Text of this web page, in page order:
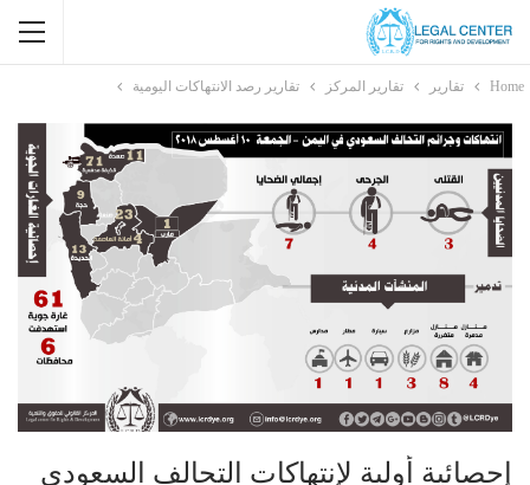
Home تقارير تقارير المركز تقارير رصد الانتهاكات اليومية
إحصائية أولية لإنتهاكات التحالف السعودي